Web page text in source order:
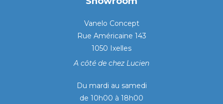
Vanelo Concept
Rue Américaine 143
1050 Ixelles
A côté de chez Lucien
Du mardi au samedi
de 10h00 à 18h00